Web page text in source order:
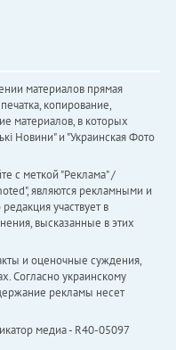
материалов прямая
копирование,
материалов, в которых
Новини" и "Украинская Фото
с меткой "Реклама" /
являются рекламными и
участвует в
высказанные в этих
и оценочные суждения,
Согласно украинскому
рекламы несет
медиа - R40-05097